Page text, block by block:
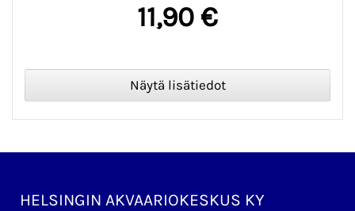
11,90 €
HELSINGIN AKVAARIOKESKUS KY